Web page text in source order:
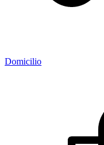
Domicilio